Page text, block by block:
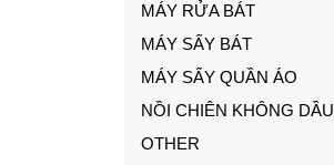
MÁY RỬA BÁT
MÁY SẤY BÁT
MÁY SẤY QUẦN ÁO
NỒI CHIÊN KHÔNG DẦU
OTHER